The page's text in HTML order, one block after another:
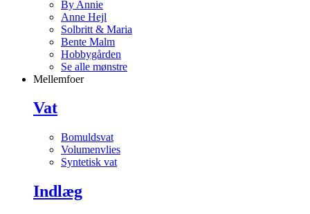
By Annie
Anne Hejl
Solbritt & Maria
Bente Malm
Hobbygården
Se alle mønstre
Mellemfoer
Vat
Bomuldsvat
Volumenvlies
Syntetisk vat
Indlæg